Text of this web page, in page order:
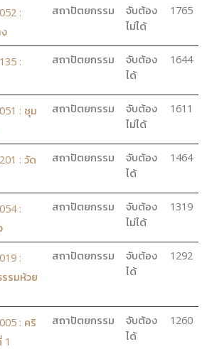
:
สถาปัตยกรรม
จับต้อง
ไม่ได้
1765
:
สถาปัตยกรรม
จับต้อง
ได้
1644
: ชุม
สถาปัตยกรรม
จับต้อง
ไม่ได้
1611
: วัด
สถาปัตยกรรม
จับต้อง
ได้
1464
:
สถาปัตยกรรม
จับต้อง
ไม่ได้
1319
:
รมห้วย
สถาปัตยกรรม
จับต้อง
ได้
1292
: คริ
1
สถาปัตยกรรม
จับต้อง
ได้
1260